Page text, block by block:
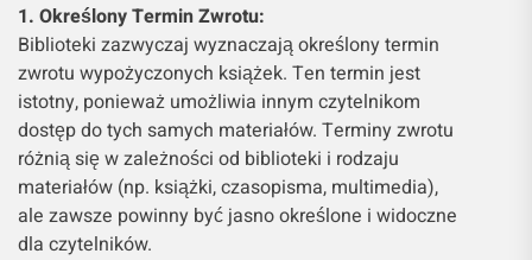
1. Określony Termin Zwrotu:
Biblioteki zazwyczaj wyznaczają określony termin
zwrotu wypożyczonych książek. Ten termin jest
istotny, ponieważ umożliwia innym czytelnikom
dostęp do tych samych materiałów. Terminy zwrotu
różnią się w zależności od biblioteki i rodzaju
materiałów (np. książki, czasopisma, multimedia),
ale zawsze powinny być jasno określone i widoczne
dla czytelników.